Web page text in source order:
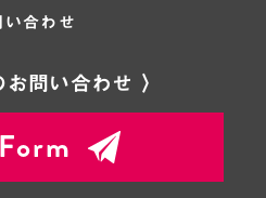
い合わせ
お問い合わせ 〉